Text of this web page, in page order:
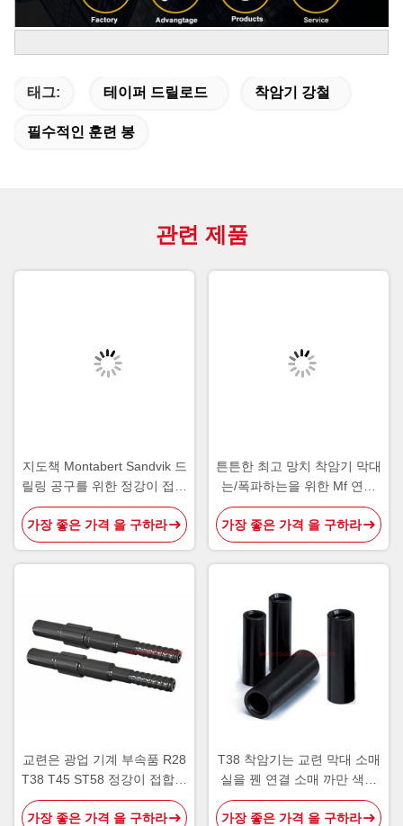
태그: 테이퍼 드릴로드 착암기 강철
필수적인 훈련 봉
관련 제품
지도책 Montabert Sandvik 드
릴링 공구를 위한 정강이 접합
기 착암기 막대
가장 좋은 가격 을 구하라
튼튼한 최고 망치 착암기 막대
는/폭파하는을 위한 Mf 연장
막대를 채광 실을 뀁니다
가장 좋은 가격 을 구하라
교련은 광업 기계 부속품 R28
T38 T45 ST58 정강이 접합기
탄소 강철을 도구로 만듭니다
가장 좋은 가격 을 구하라
T38 착암기는 교련 막대 소매
실을 꿴 연결 소매 까만 색깔
을 도구로 만듭니다
가장 좋은 가격 을 구하라